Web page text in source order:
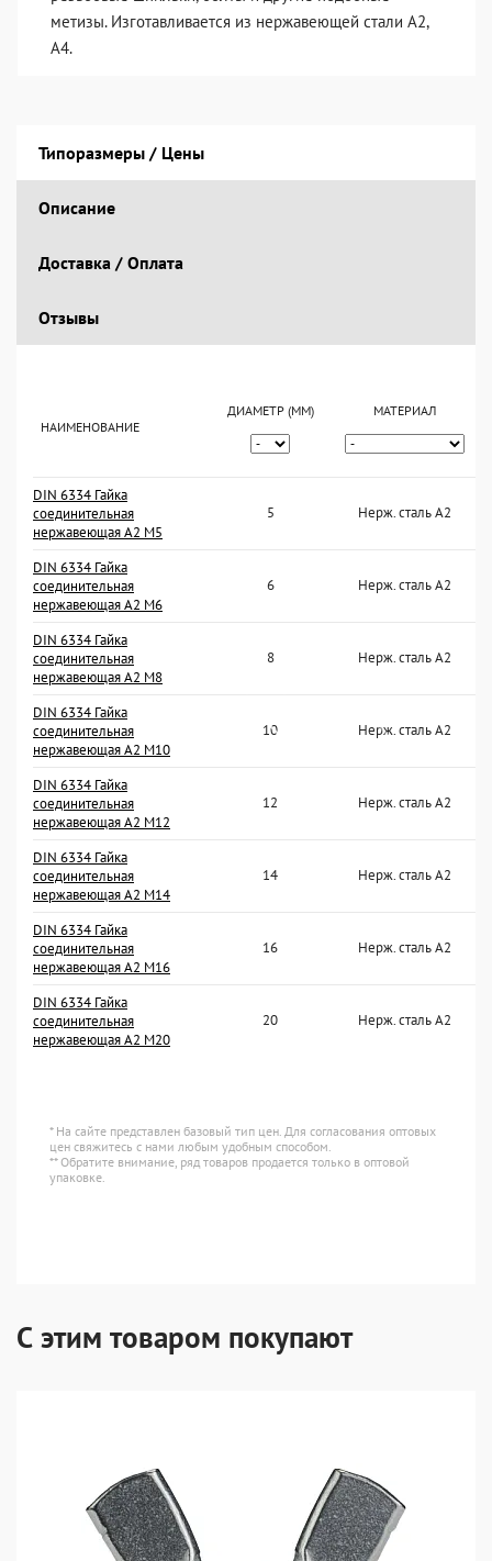
метизы. Изготавливается из нержавеющей стали А2,
А4.
Типоразмеры / Цены
Описание
Доставка / Оплата
Отзывы
НАИМЕНОВАНИЕ
ДИАМЕТР (ММ)
МАТЕРИАЛ
DIN 6334 Гайка
соединительная
нержавеющая А2 М5
5 Нерж. сталь А2
DIN 6334 Гайка
соединительная
нержавеющая А2 М6
6 Нерж. сталь А2
DIN 6334 Гайка
соединительная
нержавеющая А2 М8
8 Нерж. сталь А2
DIN 6334 Гайка
соединительная
нержавеющая А2 М10
10 Нерж. сталь А2
DIN 6334 Гайка
соединительная
нержавеющая А2 М12
12 Нерж. сталь А2
DIN 6334 Гайка
соединительная
нержавеющая А2 М14
14 Нерж. сталь А2
DIN 6334 Гайка
соединительная
нержавеющая А2 М16
16 Нерж. сталь А2
DIN 6334 Гайка
соединительная
нержавеющая А2 М20
20 Нерж. сталь А2
* На сайте представлен базовый тип цен. Для согласования оптовых
цен свяжитесь с нами любым удобным способом.
** Обратите внимание, ряд товаров продается только в оптовой
упаковке.
С этим товаром покупают